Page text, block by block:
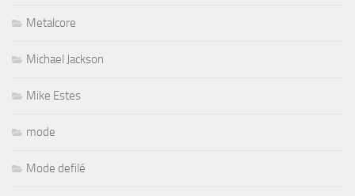
Metalcore
Michael Jackson
Mike Estes
mode
Mode defilé